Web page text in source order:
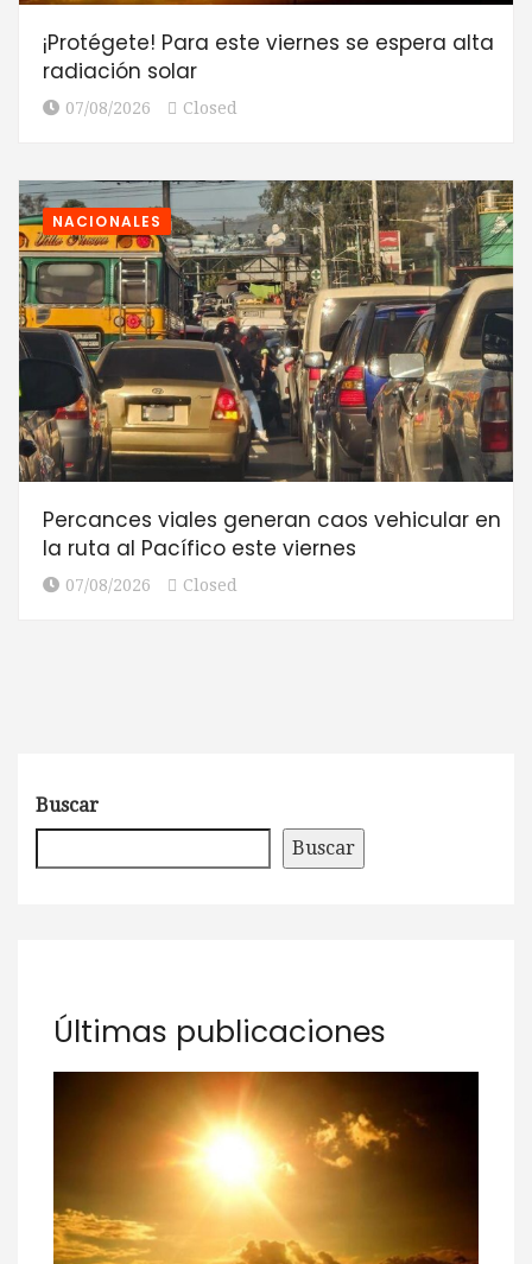
¡Protégete! Para este viernes se espera alta
radiación solar
07/08/2026 Closed
NACIONALES
Percances viales generan caos vehicular en
la ruta al Pacífico este viernes
07/08/2026 Closed
Buscar
Buscar
Últimas publicaciones